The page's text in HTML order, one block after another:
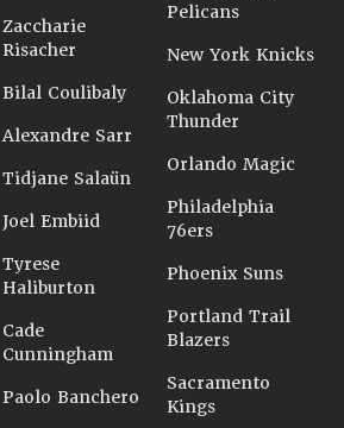
Zaccharie
Risacher
Bilal Coulibaly
Alexandre Sarr
Tidjane Salaün
Joel Embiid
Tyrese
Haliburton
Cade
Cunningham
Paolo Banchero
Pelicans
New York Knicks
Oklahoma City
Thunder
Orlando Magic
Philadelphia
76ers
Phoenix Suns
Portland Trail
Blazers
Sacramento
Kings